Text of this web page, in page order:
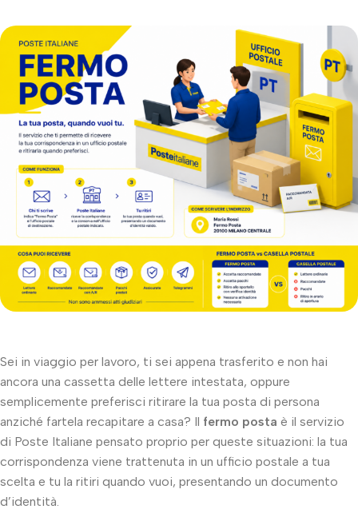
Sei in viaggio per lavoro, ti sei appena trasferito e non hai
ancora una cassetta delle lettere intestata, oppure
semplicemente preferisci ritirare la tua posta di persona
anziché fartela recapitare a casa? Il fermo posta è il servizio
di Poste Italiane pensato proprio per queste situazioni: la tua
corrispondenza viene trattenuta in un ufficio postale a tua
scelta e tu la ritiri quando vuoi, presentando un documento
d’identità.